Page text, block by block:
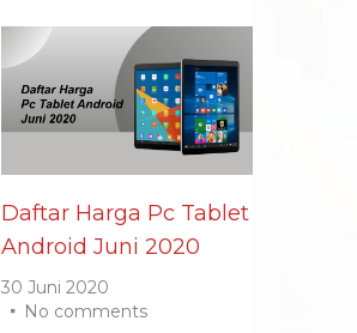
Daftar Harga Pc Tablet
Android Juni 2020
30 Juni 2020
No comments